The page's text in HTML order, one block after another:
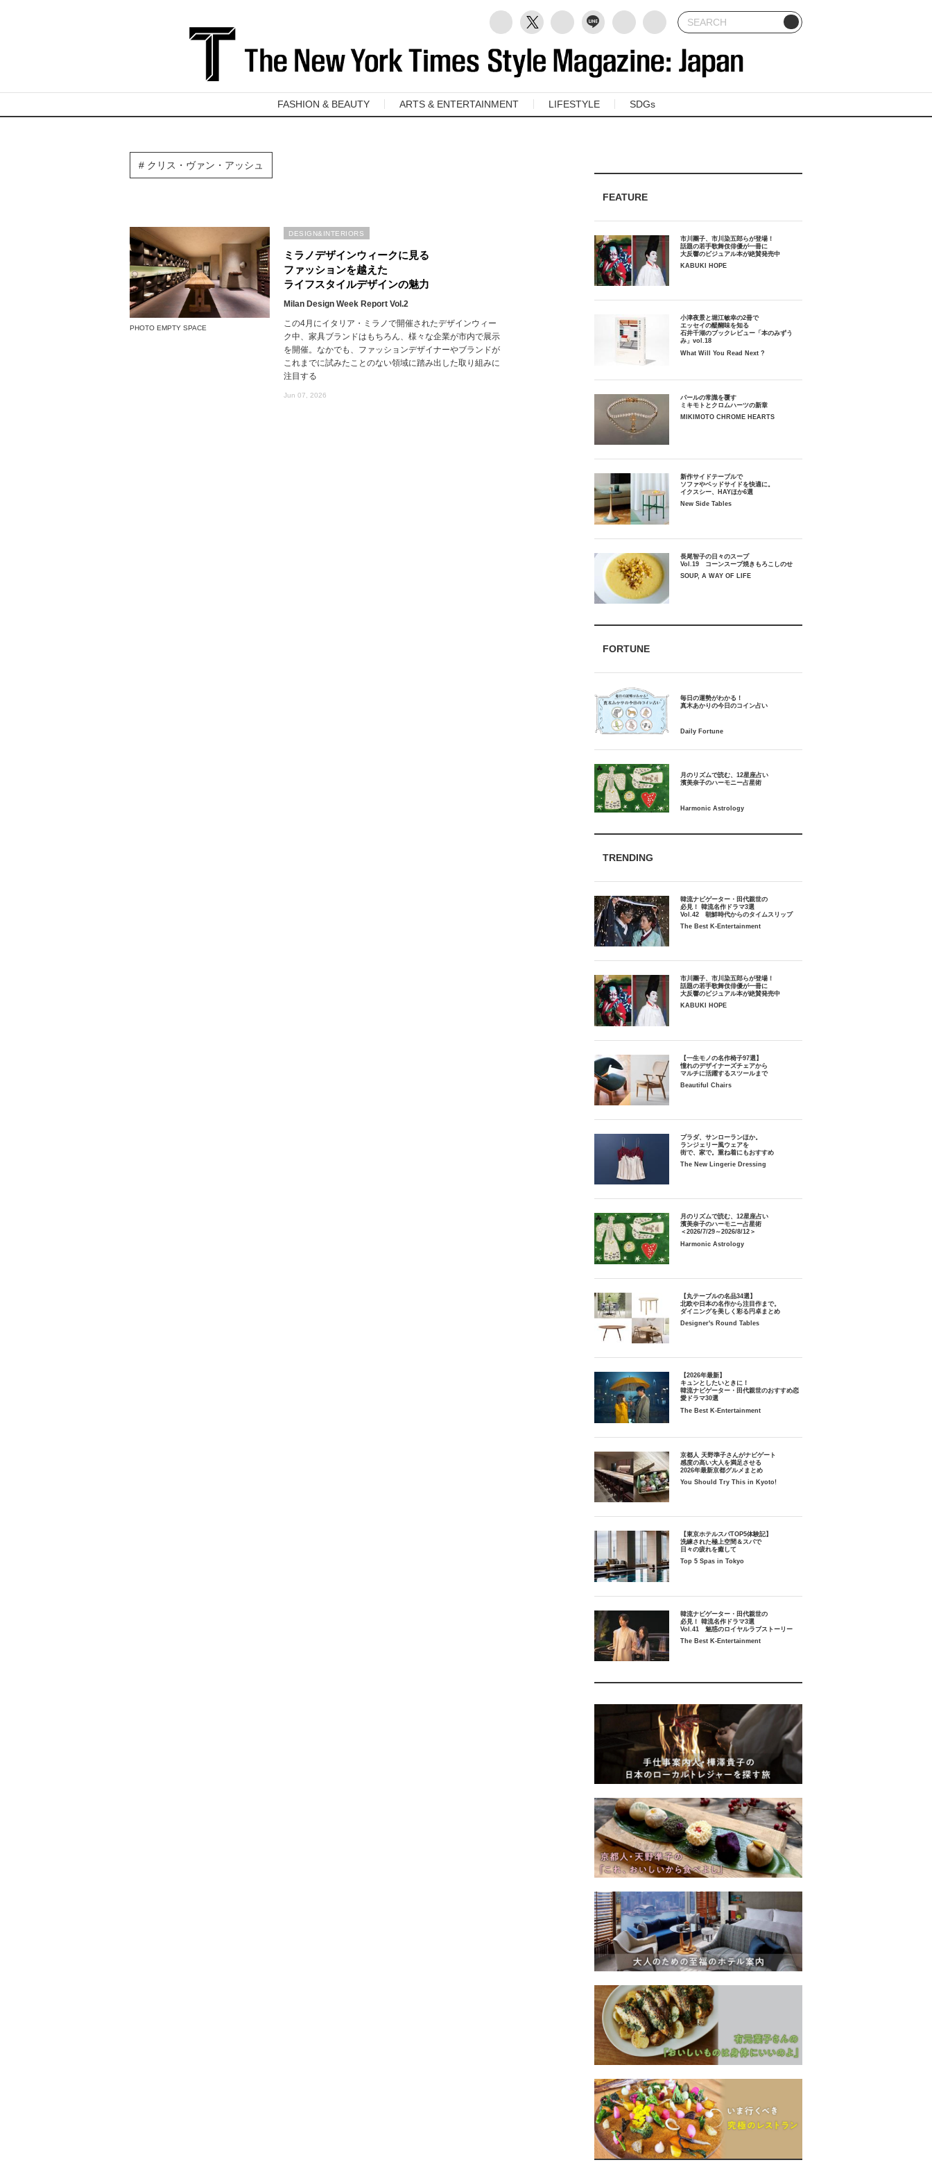
FASHION & BEAUTY ARTS & ENTERTAINMENT LIFESTYLE SDGs
クリス・ヴァン・アッシュ
PHOTO EMPTY SPACE
ミラノデザインウィークに見る
ファッションを越えた
ライフスタイルデザインの魅力
Milan Design Week Report Vol.2
この4月にイタリア・ミラノで開催されたデザインウィー
ク中、家具ブランドはもちろん、様々な企業が市内で展示
を開催。なかでも、ファッションデザイナーやブランドが
これまでに試みたことのない領域に踏み出した取り組みに
注目する
Jun 07, 2026
DESIGN&INTERIORS
FEATURE
市川團子、市川染五郎らが登場！
話題の若手歌舞伎俳優が一冊に
大反響のビジュアル本が絶賛発売中
KABUKI HOPE
小津夜景と堀江敏幸の2冊で
エッセイの醍醐味を知る
石井千湖のブックレビュー「本のみずう
み」vol.18
What Will You Read Next ?
パールの常識を覆す
ミキモトとクロムハーツの新章
MIKIMOTO CHROME HEARTS
新作サイドテーブルで
ソファやベッドサイドを快適に。
イクスシー、HAYほか6選
New Side Tables
長尾智子の日々のスープ
Vol.19 コーンスープ焼きもろこしのせ
SOUP, A WAY OF LIFE
FORTUNE
毎日の運勢がわかる！
月のリズムで読む、12星座占い
TRENDING
韓流ナビゲーター・田代親世の
必見！ 韓流名作ドラマ3選
Vol.42 朝鮮時代からのタイムスリップ
The Best K-Entertainment
市川團子、市川染五郎らが登場！
話題の若手歌舞伎俳優が一冊に
大反響のビジュアル本が絶賛発売中
KABUKI HOPE
【一生モノの名作椅子97選】
憧れのデザイナーズチェアから
マルチに活躍するスツールまで
Beautiful Chairs
プラダ、サンローランほか。
ランジェリー風ウェアを
街で、家で。重ね着にもおすすめ
The New Lingerie Dressing
月のリズムで読む、12星座占い
濱美奈子のハーモニー占星術
＜2026/7/29～2026/8/12＞
Harmonic Astrology
【丸テーブルの名品34選】
北欧や日本の名作から注目作まで。
ダイニングを美しく彩る円卓まとめ
Designer's Round Tables
【2026年最新】
キュンとしたいときに！
韓流ナビゲーター・田代親世のおすすめ恋
愛ドラマ30選
The Best K-Entertainment
京都人 天野準子さんがナビゲート
感度の高い大人を満足させる
2026年最新京都グルメまとめ
You Should Try This in Kyoto!
【東京ホテルスパTOP5体験記】
洗練された極上空間＆スパで
日々の疲れを癒して
Top 5 Spas in Tokyo
韓流ナビゲーター・田代親世の
必見！ 韓流名作ドラマ3選
Vol.41 魅惑のロイヤルラブストーリー
The Best K-Entertainment